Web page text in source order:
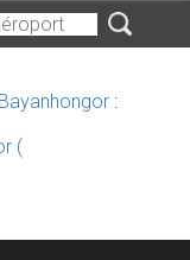
Bayanhongor :
(